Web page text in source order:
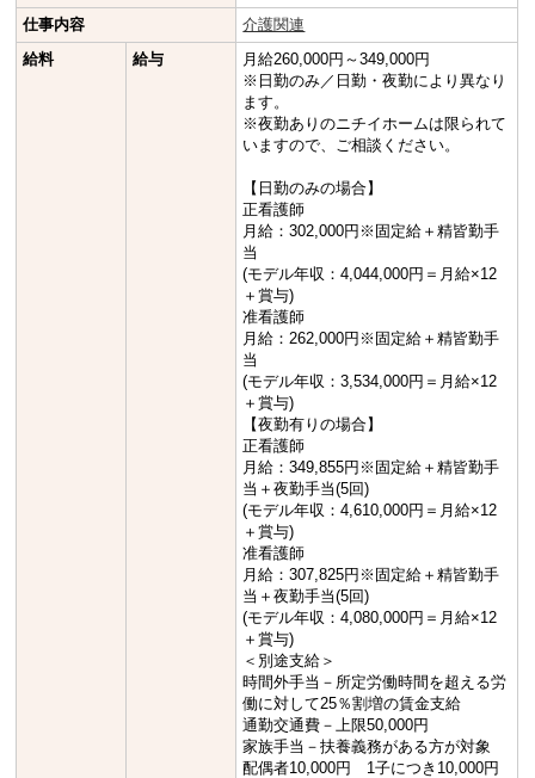
仕事内容
介護関連
給料
給与
月給260,000円～349,000円
※日勤のみ／日勤・夜勤により異なり
ます。
※夜勤ありのニチイホームは限られて
いますので、ご相談ください。
【日勤のみの場合】
正看護師
月給：302,000円※固定給＋精皆勤手
当
(モデル年収：4,044,000円＝月給×12
＋賞与)
准看護師
月給：262,000円※固定給＋精皆勤手
当
(モデル年収：3,534,000円＝月給×12
＋賞与)
【夜勤有りの場合】
正看護師
月給：349,855円※固定給＋精皆勤手
当＋夜勤手当(5回)
(モデル年収：4,610,000円＝月給×12
＋賞与)
准看護師
月給：307,825円※固定給＋精皆勤手
当＋夜勤手当(5回)
(モデル年収：4,080,000円＝月給×12
＋賞与)
＜別途支給＞
時間外手当－所定労働時間を超える労
働に対して25％割増の賃金支給
通勤交通費－上限50,000円
家族手当－扶養義務がある方が対象
配偶者10,000円 1子につき10,000円